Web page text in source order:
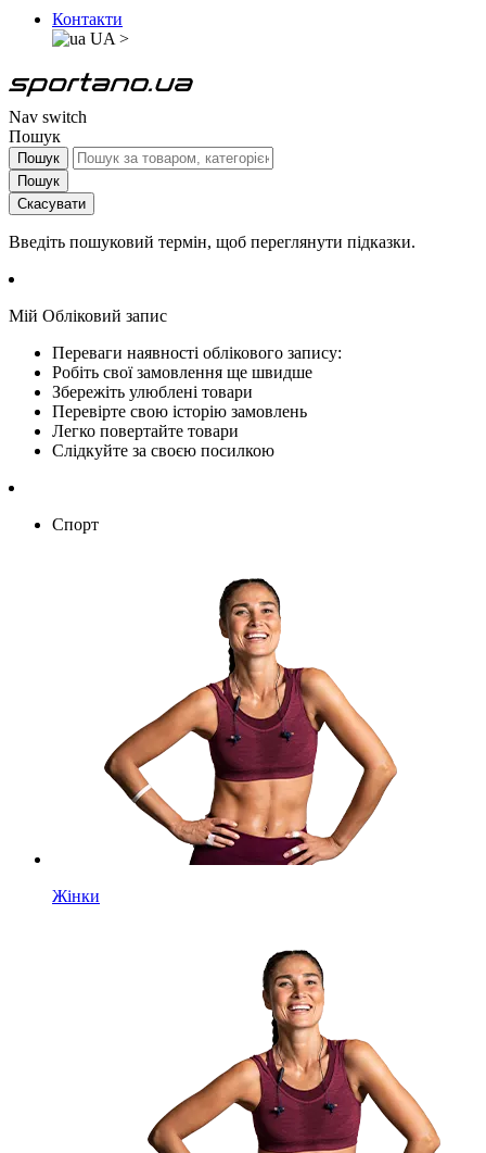
Контакти
UA >
Nav switch
Пошук
Пошук
Пошук
Скасувати
Введіть пошуковий термін, щоб переглянути підказки.
Мій Обліковий запис
Переваги наявності облікового запису:
Робіть свої замовлення ще швидше
Збережіть улюблені товари
Перевірте свою історію замовлень
Легко повертайте товари
Слідкуйте за своєю посилкою
Спорт
Жінки